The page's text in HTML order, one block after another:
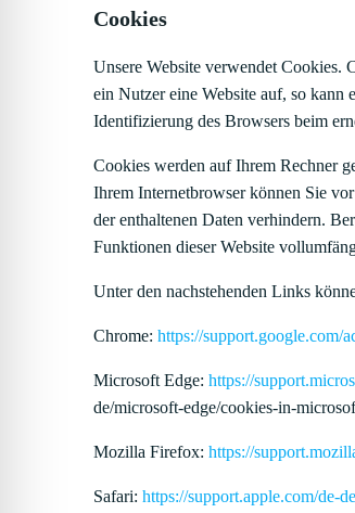
Cookies
Unsere Website verwendet Cookies.
ein Nutzer eine Website auf, so kann
Identifizierung des Browsers beim
Cookies werden auf Ihrem Rechner
Ihrem Internetbrowser können Sie
der enthaltenen Daten verhindern.
Funktionen dieser Website
Unter den nachstehenden Links
Chrome: https://support.google.com/
Microsoft Edge: https://
de/microsoft-edge/cookies-in-
Mozilla Firefox: https://
Safari: https://support.apple.com/de-